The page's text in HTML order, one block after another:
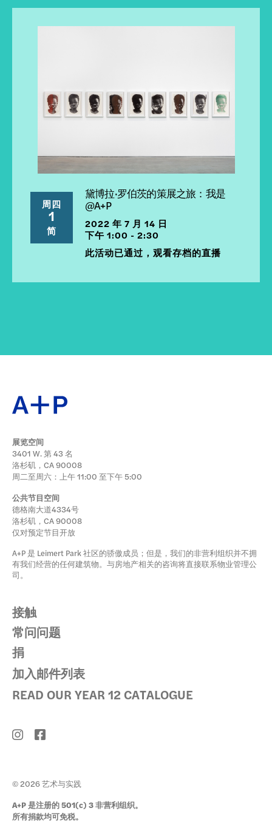
周四
1
简
黛博拉·罗伯茨的策展之旅：我是
@A+P
2022 年 7 月 14 日
下午 1:00 - 2:30
此活动已通过，观看存档的直播
展览空间
3401 W. 第 43 名
洛杉矶，CA 90008
周二至周六：上午 11:00 至下午 5:00
公共节目空间
德格南大道4334号
洛杉矶，CA 90008
仅对预定节目开放
A+P 是 Leimert Park 社区的骄傲成员；但是，我们的非营利组织并不拥
有我们经营的任何建筑物。与房地产相关的咨询将直接联系物业管理公
司。
接触
常问问题
捐
加入邮件列表
READ OUR YEAR 12 CATALOGUE
© 2026 艺术与实践
A+P 是注册的 501(c) 3 非营利组织。
所有捐款均可免税。